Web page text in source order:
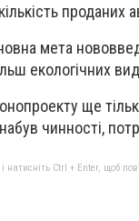
проданих
мета
екологічних
ще
чинності,
натисніть Ctrl + Enter, щоб